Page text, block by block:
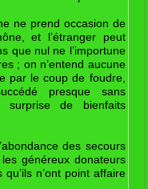
ne prend occasion de
et l’étranger peut
que nul ne l’importune
; on n’entend aucune
par le coup de foudre,
presque sans
de bienfaits
des secours
généreux donateurs
n’ont point affaire